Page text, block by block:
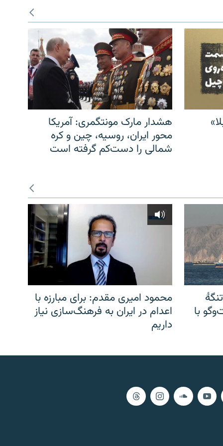
هشدار مارک مونتگمری: آمریکا
محور ایران، روسیه، چین و کره
شمالی را دست‌کم گرفته است
با
محمود امیری مقدم: برای مبارزه با
اعدام در ایران به فرهنگ‌سازی نیاز
داریم